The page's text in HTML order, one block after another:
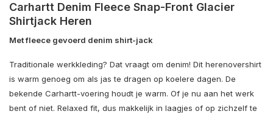
Carhartt Denim Fleece Snap-Front Glacier
Shirtjack Heren
Met fleece gevoerd denim shirt-jack
Traditionale werkkleding? Dat vraagt om denim! Dit herenovershirt
is warm genoeg om als jas te dragen op koelere dagen. De
bekende Carhartt-voering houdt je warm. Of je nu aan het werk
bent of niet. Relaxed fit, dus makkelijk in laagjes of op zichzelf te